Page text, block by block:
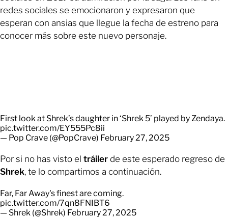
redes sociales se emocionaron y expresaron que
esperan con ansias que llegue la fecha de estreno para
conocer más sobre este nuevo personaje.
First look at Shrek’s daughter in ‘Shrek 5’ played by Zendaya.
pic.twitter.com/EY555Pc8ii
— Pop Crave (@PopCrave) February 27, 2025
Por si no has visto el tráiler de este esperado regreso de
Shrek, te lo compartimos a continuación.
Far, Far Away's finest are coming.
pic.twitter.com/7qn8FNIBT6
— Shrek (@Shrek) February 27, 2025